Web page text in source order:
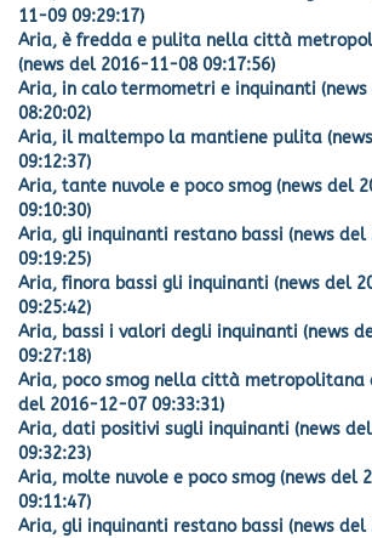
11-09 09:29:17)
Aria, è fredda e pulita nella città
(news del 2016-11-08 09:17:56)
Aria, in calo termometri e inquinanti
08:20:02)
Aria, il maltempo la mantiene pulita
09:12:37)
Aria, tante nuvole e poco smog (news del
09:10:30)
Aria, gli inquinanti restano bassi (news
09:19:25)
Aria, finora bassi gli inquinanti (news del
09:25:42)
Aria, bassi i valori degli inquinanti (news
09:27:18)
Aria, poco smog nella città metropolitana
del 2016-12-07 09:33:31)
Aria, dati positivi sugli inquinanti (news
09:32:23)
Aria, molte nuvole e poco smog (news del
09:11:47)
Aria, gli inquinanti restano bassi (news